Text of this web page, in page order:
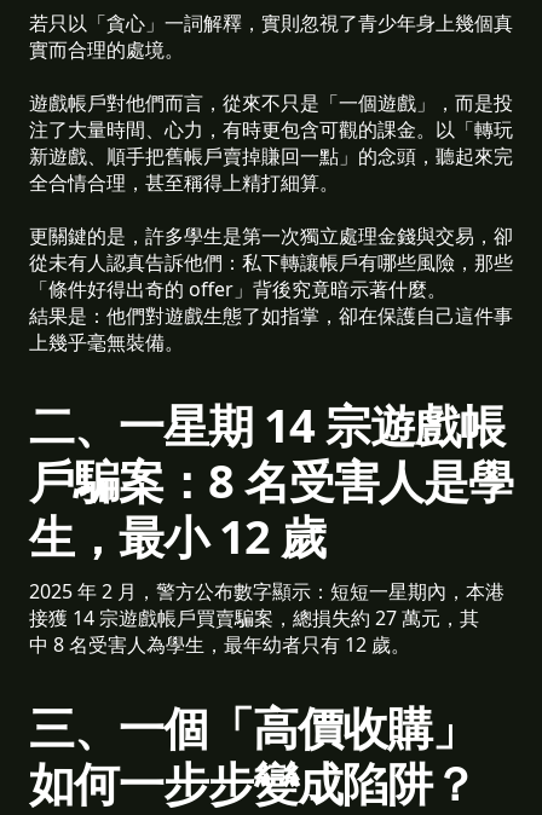
若只以「貪心」一詞解釋，實則忽視了青少年身上幾個真
實而合理的處境。
遊戲帳戶對他們而言，從來不只是「一個遊戲」，而是投
注了大量時間、心力，有時更包含可觀的課金。以「轉玩
新遊戲、順手把舊帳戶賣掉賺回一點」的念頭，聽起來完
全合情合理，甚至稱得上精打細算。
更關鍵的是，許多學生是第一次獨立處理金錢與交易，卻
從未有人認真告訴他們：私下轉讓帳戶有哪些風險，那些
「條件好得出奇的 offer」背後究竟暗示著什麼。
結果是：他們對遊戲生態了如指掌，卻在保護自己這件事
上幾乎毫無裝備。
二、一星期 14 宗遊戲帳
戶騙案：8 名受害人是學
生，最小 12 歲
2025 年 2 月，警方公布數字顯示：短短一星期內，本港
接獲 14 宗遊戲帳戶買賣騙案，總損失約 27 萬元，其
中 8 名受害人為學生，最年幼者只有 12 歲。
三、一個「高價收購」
如何一步步變成陷阱？